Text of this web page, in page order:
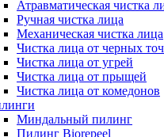
Атравматическая чистка
Ручная чистка лица
Механическая чистка лица
Чистка лица от черных
Чистка лица от угрей
Чистка лица от прыщей
Чистка лица от комедонов
Миндальный пилинг
Пилинг Biorepeel